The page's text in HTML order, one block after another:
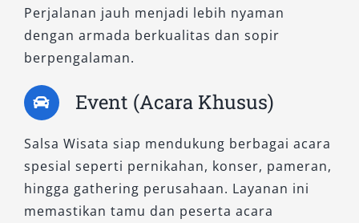
Perjalanan jauh menjadi lebih nyaman
dengan armada berkualitas dan sopir
berpengalaman.
Event (Acara Khusus)
Salsa Wisata siap mendukung berbagai acara
spesial seperti pernikahan, konser, pameran,
hingga gathering perusahaan. Layanan ini
memastikan tamu dan peserta acara